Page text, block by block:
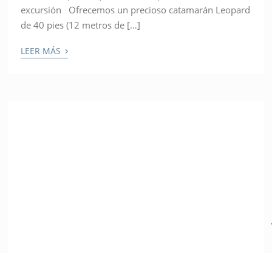
excursión Ofrecemos un precioso catamarán Leopard
de 40 pies (12 metros de […]
LEER MÁS ›